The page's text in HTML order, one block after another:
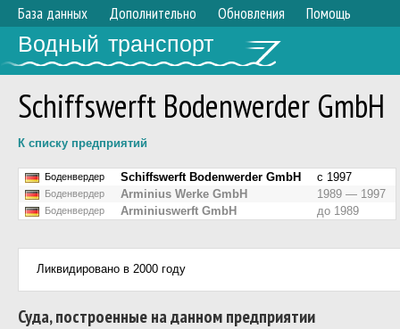
База данных Дополнительно Обновления Помощь
Водный транспорт
Schiffswerft Bodenwerder GmbH
К списку предприятий
Боденвердер Schiffswerft Bodenwerder GmbH с 1997
Боденвердер Arminius Werke GmbH 1989 — 1997
Боденвердер Arminiuswerft GmbH до 1989
Ликвидировано в 2000 году
Суда, построенные на данном предприятии